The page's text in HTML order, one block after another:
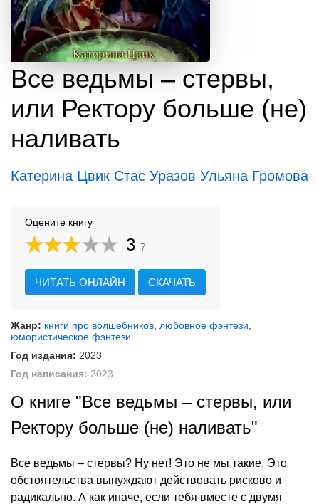
Все ведьмы – стервы,
или Ректору больше (не)
наливать
Катерина Цвик Стас Уразов Ульяна Громова
Оцените книгу
3 7
ЧИТАТЬ ОНЛАЙН СКАЧАТЬ
Жанр: книги про волшебников любовное фэнтези
юмористическое фэнтези
Год издания: 2023
Год написания: 2023
О книге "Все ведьмы – стервы, или
Ректору больше (не) наливать"
Все ведьмы – стервы? Ну нет! Это не мы такие. Это
обстоятельства вынуждают действовать рисково и
радикально. А как иначе, если тебя вместе с двумя